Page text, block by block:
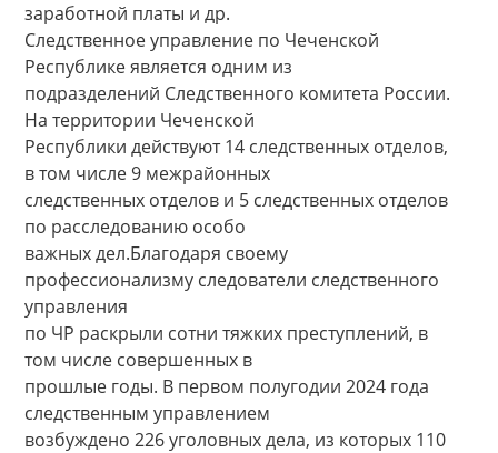
заработной платы и др.
Следственное управление по Чеченской
Республике является одним из
подразделений Следственного комитета России.
На территории Чеченской
Республики действуют 14 следственных отделов,
в том числе 9 межрайонных
следственных отделов и 5 следственных отделов
по расследованию особо
важных дел.Благодаря своему
профессионализму следователи следственного
управления
по ЧР раскрыли сотни тяжких преступлений, в
том числе совершенных в
прошлые годы. В первом полугодии 2024 года
следственным управлением
возбуждено 226 уголовных дела, из которых 110